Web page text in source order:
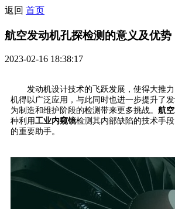
返回 首页
航空发动机孔探检测的意义及优势
2023-02-16 18:38:17
发动机设计技术的飞跃发展，使得大推
机得以广泛应用，与此同时也进一步提升了发
为制造和维护阶段的检测带来更多挑战。 航
种利用工业内窥镜检测其内部缺陷的技术手
的重要助手。